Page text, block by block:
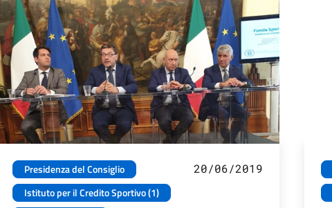
Presidenza del Consiglio
Istituto per il Credito Sportivo (1)
20/06/2019